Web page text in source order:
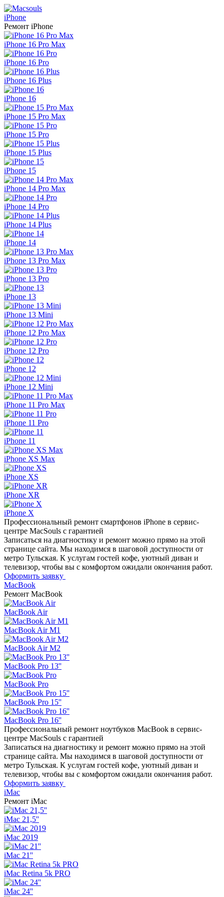
iPhone
Ремонт iPhone
iPhone 16 Pro Max
iPhone 16 Pro
iPhone 16 Plus
iPhone 16
iPhone 15 Pro Max
iPhone 15 Pro
iPhone 15 Plus
iPhone 15
iPhone 14 Pro Max
iPhone 14 Pro
iPhone 14 Plus
iPhone 14
iPhone 13 Pro Max
iPhone 13 Pro
iPhone 13
iPhone 13 Mini
iPhone 12 Pro Max
iPhone 12 Pro
iPhone 12
iPhone 12 Mini
iPhone 11 Pro Max
iPhone 11 Pro
iPhone 11
iPhone XS Max
iPhone XS
iPhone XR
iPhone X
Профессиональный ремонт смартфонов iPhone в сервис-
центре MacSouls с гарантией
Записаться на диагностику и ремонт можно прямо на этой
странице сайта. Мы находимся в шаговой доступности от
метро Тульская. К услугам гостей кофе, уютный диван и
телевизор, чтобы вы с комфортом ожидали окончания работ.
Оформить заявку
MacBook
Ремонт MacBook
MacBook Air
MacBook Air M1
MacBook Air M2
MacBook Pro 13''
MacBook Pro
MacBook Pro 15''
MacBook Pro 16''
Профессиональный ремонт ноутбуков MacBook в сервис-
центре MacSouls с гарантией
Записаться на диагностику и ремонт можно прямо на этой
странице сайта. Мы находимся в шаговой доступности от
метро Тульская. К услугам гостей кофе, уютный диван и
телевизор, чтобы вы с комфортом ожидали окончания работ.
Оформить заявку
iMac
Ремонт iMac
iMac 21,5''
iMac 2019
iMac 21''
iMac Retina 5k PRO
iMac 24''